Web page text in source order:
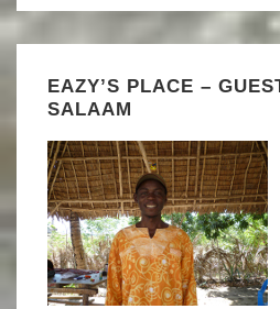
EAZY’S PLACE –
SALAAM